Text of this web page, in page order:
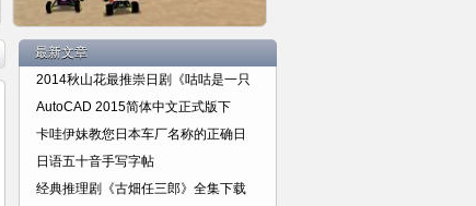
详细内容
玩具梦幻四驱车总动员Re-volt 电
最新文章
2014秋山花最推崇日剧《咕咕是一只
AutoCAD 2015简体中文正式版下
卡哇伊妹教您日本车厂名称的正确日
日语五十音手写字帖
经典推理剧《古畑任三郎》全集下载